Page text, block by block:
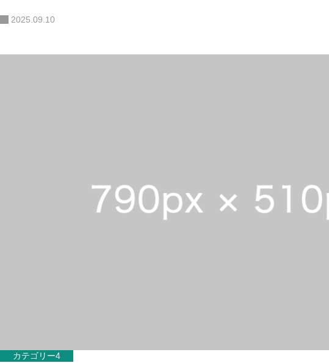
2025.09.10
カテゴリー4